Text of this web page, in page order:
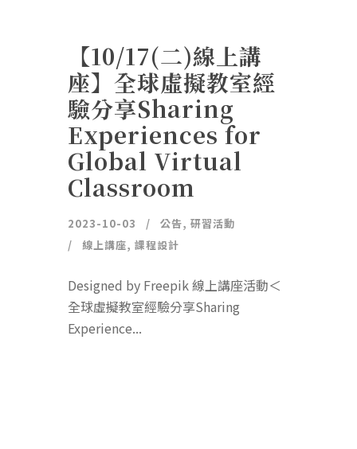
【10/17(二)線上講
座】全球虛擬教室經
驗分享Sharing
Experiences for
Global Virtual
Classroom
2023-10-03 公告, 研習活動
線上講座, 課程設計
Designed by Freepik 線上講座活動＜
全球虛擬教室經驗分享Sharing
Experience...